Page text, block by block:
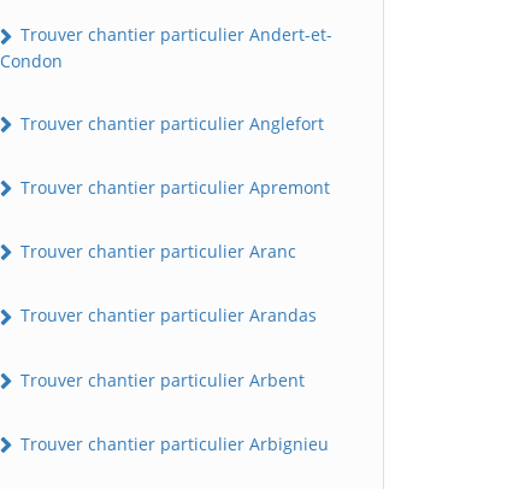
Trouver chantier particulier Andert-et-
Condon
Trouver chantier particulier Anglefort
Trouver chantier particulier Apremont
Trouver chantier particulier Aranc
Trouver chantier particulier Arandas
Trouver chantier particulier Arbent
Trouver chantier particulier Arbignieu